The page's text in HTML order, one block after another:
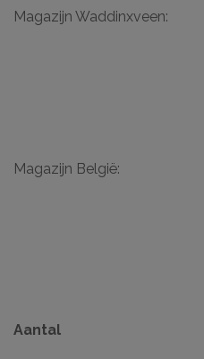
Magazijn Waddinxveen:
Magazijn België:
Aantal